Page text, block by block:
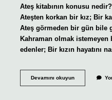
Ateş kitabının konusu
Ateşten korkan bir kız; Bir
Ateş görmeden bir gün bile
Kahraman olmak istemeyen
edenler; Bir kızın hayatını
Devamını okuyunAteşin